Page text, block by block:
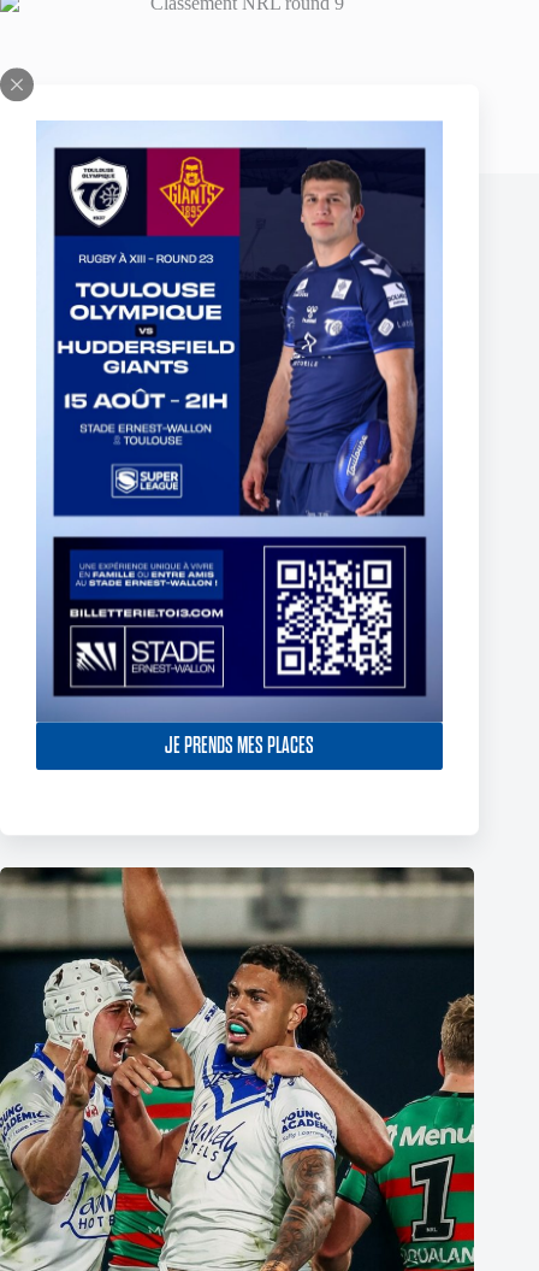
JE PRENDS MES PLACES
Publications similaires
UK – MATHIEU JUSSAUME SIGNS A THREE-YEAR